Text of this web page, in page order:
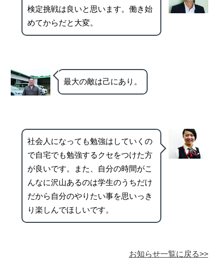
検定挑戦は良いと思います。働き始
めてからだと大変。
最大の敵は己にあり。
社会人になっても勉強はしていくの
で自宅でも勉強するクセをつけた方
が良いです。また、自分の時間がこ
んなに沢山あるのは学生のうちだけ
だから自分のやりたい事を思いっき
り楽しんでほしいです。
お知らせ一覧に戻る>>